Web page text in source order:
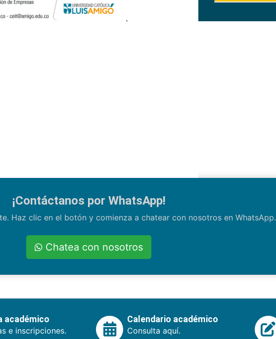
¡Contáctanos por WhatsApp!
Haz clic en el botón y comienza a chatear con nosotros en WhatsApp.
Chatea con nosotros
académico
e inscripciones.
Calendario académico
Consulta aquí.